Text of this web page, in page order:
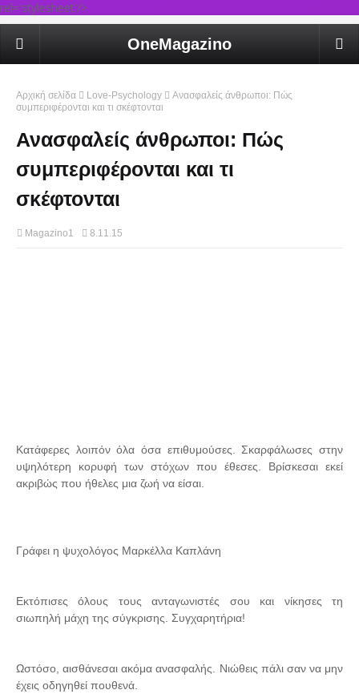
rel='stylesheet'/>
OneMagazino
Αρχική σελίδα Love-Psychology
Ανασφαλείς άνθρωποι: Πώς
συμπεριφέρονται και τι σκέφτονται
Ανασφαλείς άνθρωποι: Πώς
συμπεριφέρονται και τι
σκέφτονται
Magazino1 8.11.15
Κατάφερες λοιπόν όλα όσα επιθυμούσες. Σκαρφάλωσες στην
υψηλότερη κορυφή των στόχων που έθεσες. Βρίσκεσαι εκεί
ακριβώς που ήθελες μια ζωή να είσαι.
Γράφει η ψυχολόγος Μαρκέλλα Καπλάνη
Εκτόπισες όλους τους ανταγωνιστές σου και νίκησες τη
σιωπηλή μάχη της σύγκρισης. Συγχαρητήρια!
Ωστόσο, αισθάνεσαι ακόμα ανασφαλής. Νιώθεις πάλι σαν να μην
έχεις οδηγηθεί πουθενά.